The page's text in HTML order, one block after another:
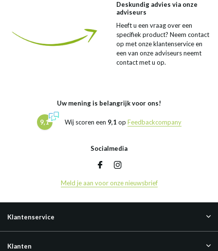
Deskundig advies via onze
adviseurs
Heeft u een vraag over een
specifiek product? Neem contact
op met onze klantenservice en
een van onze adviseurs neemt
contact met u op.
Uw mening is belangrijk voor ons!
9,1 Wij scoren een 9,1 op Feedbackcompany
Socialmedia
Meld je aan voor onze nieuwsbrief
Klantenservice
Klanten